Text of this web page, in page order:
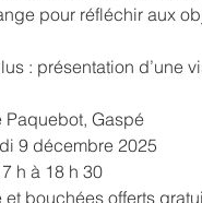
pour réfléchir aux
: présentation d’une
Paquebot, Gaspé
9 décembre 2025
h à 18 h 30
et bouchées offerts